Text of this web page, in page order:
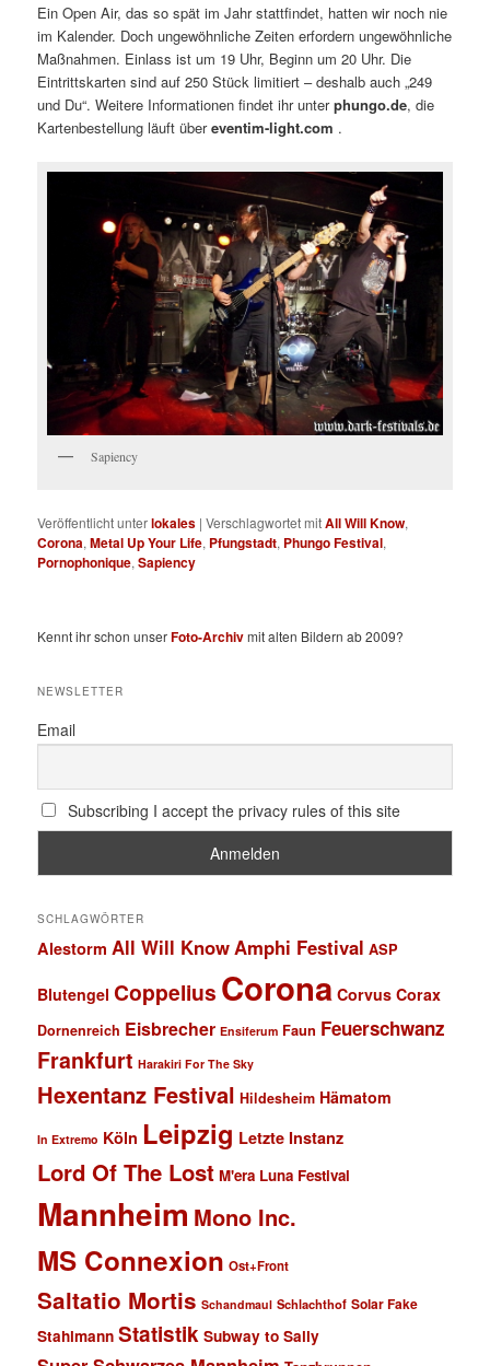
Ein Open Air, das so spät im Jahr stattfindet, hatten wir noch nie
im Kalender. Doch ungewöhnliche Zeiten erfordern ungewöhnliche
Maßnahmen. Einlass ist um 19 Uhr, Beginn um 20 Uhr. Die
Eintrittskarten sind auf 250 Stück limitiert – deshalb auch „249
und Du“. Weitere Informationen findet ihr unterphungo.de, die
Kartenbestellung läuft übereventim-light.com .
Sapiency
Veröffentlicht unterlokales |Verschlagwortet mitAll Will Know,
Corona,Metal Up Your Life, Pfungstadt, Phungo Festival,
Pornophonique,Sapiency
Kennt ihr schon unserFoto-Archivmit alten Bildern ab 2009?
NEWSLETTER
Email
Subscribing I accept the privacy rules of this site
SCHLAGWÖRTER
Alestorm All Will KnowAmphi Festival ASP
Blutengel Coppelius Corona Corvus Corax
Dornenreich Eisbrecher Ensiferum Faun Feuerschwanz
Frankfurt Harakiri For The Sky
Hexentanz Festival Hildesheim Hämatom
In Extremo Köln Leipzig Letzte Instanz
Lord Of The Lost M'era Luna Festival
Mannheim Mono Inc.
MS Connexion Ost+Front
Saltatio Mortis Schandmaul Schlachthof Solar Fake
Stahlmann Statistik Subway to Sally